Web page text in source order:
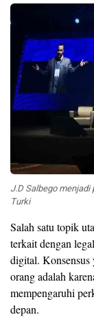
J.D Salbego
Turki
Salah satu topik
terkait dengan
digital. Konsensus
orang adalah
mempengaruhi
depan.